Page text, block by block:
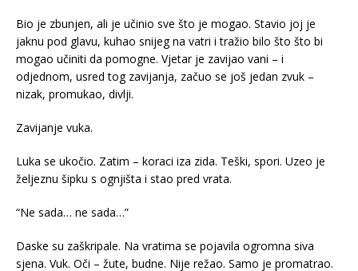
Bio je zbunjen, ali je učinio sve što je mogao. Stavio joj je
jaknu pod glavu, kuhao snijeg na vatri i tražio bilo što što bi
mogao učiniti da pomogne. Vjetar je zavijao vani – i
odjednom, usred tog zavijanja, začuo se još jedan zvuk –
nizak, promukao, divlji.
Zavijanje vuka.
Luka se ukočio. Zatim – koraci iza zida. Teški, spori. Uzeo je
željeznu šipku s ognjišta i stao pred vrata.
“Ne sada… ne sada…”
Daske su zaškripale. Na vratima se pojavila ogromna siva
sjena. Vuk. Oči – žute, budne. Nije režao. Samo je promatrao.